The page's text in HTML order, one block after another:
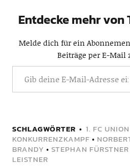
Entdecke mehr
Melde dich für ein
Beiträge per E-Mail
SCHLAGWÖRTER 1. FC
KONKURRENZKAMPF •
BRANDY • STEPHAN FÜRSTNER
LEISTNER